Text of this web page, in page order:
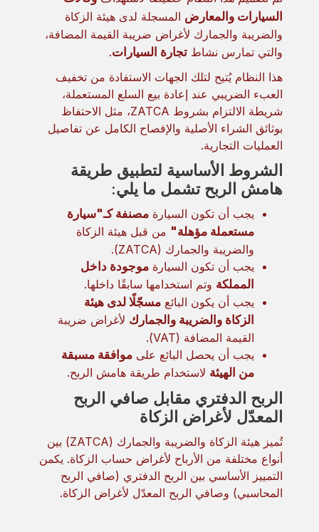
السيارات والمعارض المسجلة لدى هيئة الزكاة
والضريبة والجمارك لأغراض ضريبة القيمة المضافة،
والتي تمارس نشاط تجارة السيارات.
هذا النظام يُتيح لتلك الجهات الاستفادة من تخفيف
العبء الضريبي عند إعادة بيع السلع المستعملة،
شريطة الالتزام بشروط ZATCA، مثل الاحتفاظ
بوثائق الشراء الأصلية والإفصاح الكامل عن تفاصيل
العمليات التجارية.
الشروط الأساسية لتطبيق طريقة
هامش الربح تشمل ما يلي:
يجب أن تكون السيارة مصنفة كـ"سيارة
مستعملة مؤهلة" من قبل هيئة الزكاة
والضريبة والجمارك (ZATCA).
يجب أن تكون السيارة موجودة داخل
المملكة وتم استخدامها سابقًا داخلها.
يجب أن يكون البائع مسجّلًا لدى هيئة
الزكاة والضريبة والجمارك لأغراض ضريبة
القيمة المضافة (VAT).
يجب أن يحصل البائع على موافقة مسبقة
من الهيئة لاستخدام طريقة هامش الربح.
الربح الدفتري مقابل صافي الربح
المعدّل لأغراض الزكاة
تُميز هيئة الزكاة والضريبة والجمارك (ZATCA) بين
أنواع مختلفة من الأرباح لأغراض حساب الزكاة. يكمن
التمييز الأساسي بين الربح الدفتري (صافي الربح
المحاسبي) وصافي الربح المعدّل لأغراض الزكاة.